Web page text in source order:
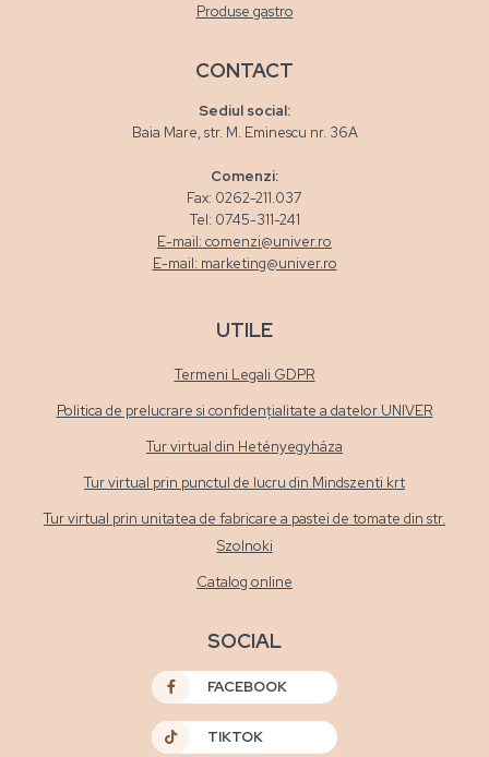
Produse gastro
CONTACT
Sediul social:
Baia Mare, str. M. Eminescu nr. 36A
Comenzi:
Fax: 0262-211.037
Tel: 0745-311-241
E-mail: comenzi@univer.ro
E-mail: marketing@univer.ro
UTILE
Termeni Legali GDPR
Politica de prelucrare si confidențialitate a datelor UNIVER
Tur virtual din Hetényegyháza
Tur virtual prin punctul de lucru din Mindszenti krt
Tur virtual prin unitatea de fabricare a pastei de tomate din str.
Szolnoki
Catalog online
SOCIAL
FACEBOOK
TIKTOK